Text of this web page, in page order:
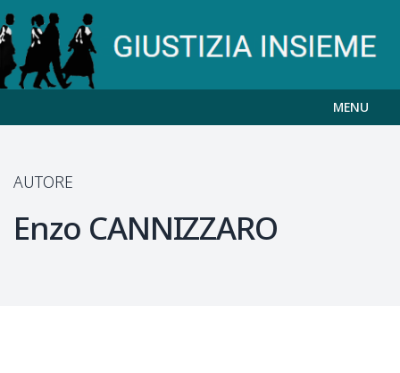
MENU
AUTORE
Enzo CANNIZZARO